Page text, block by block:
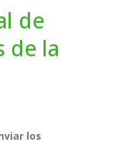
de
de la
los